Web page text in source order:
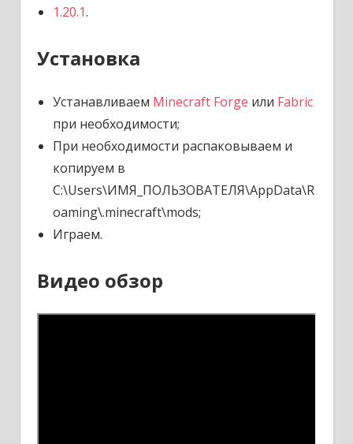
1.20.1.
Установка
Устанавливаем Minecraft Forge или Fabric
при необходимости;
При необходимости распаковываем и
копируем в
C:\Users\ИМЯ_ПОЛЬЗОВАТЕЛЯ\AppData\R
oaming\.minecraft\mods;
Играем.
Видео обзор